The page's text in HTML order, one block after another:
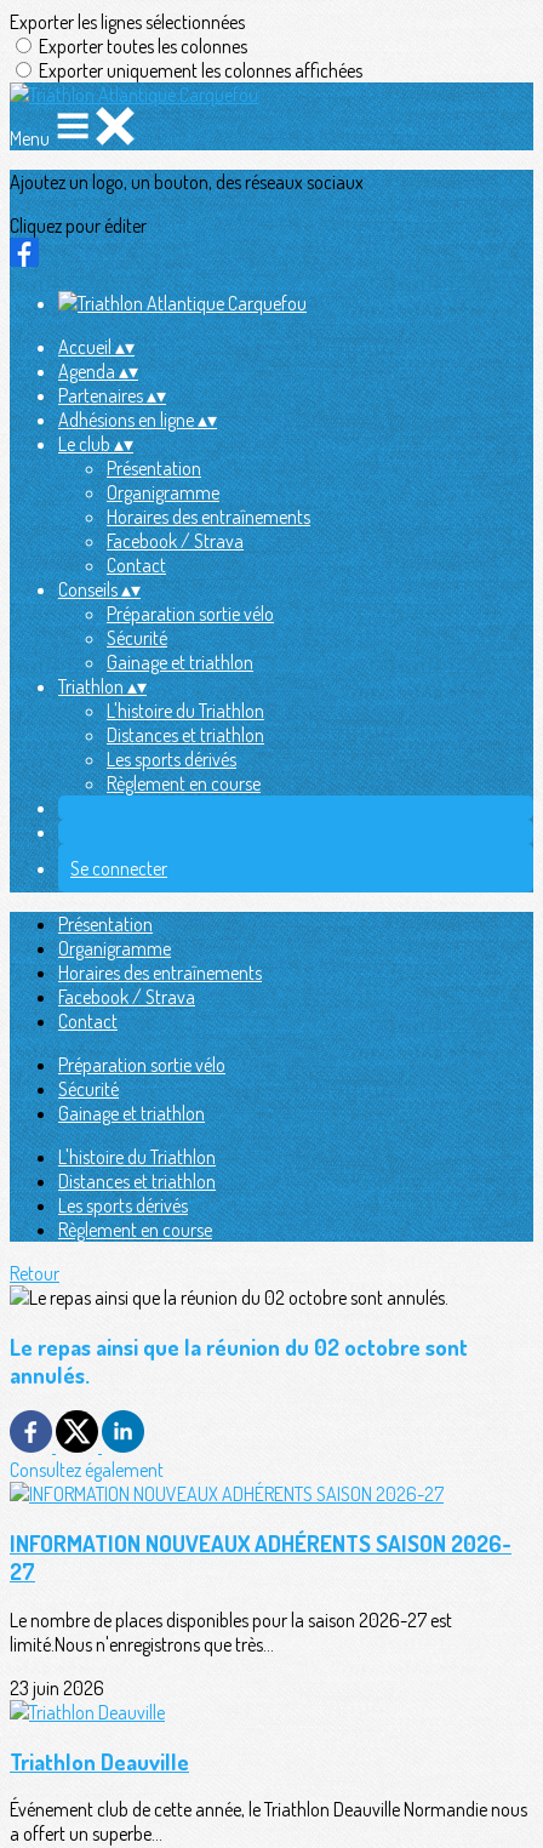
Exporter les lignes sélectionnées
Exporter toutes les colonnes
Exporter uniquement les colonnes affichées
Menu
Ajoutez un logo, un bouton, des réseaux sociaux
Cliquez pour éditer
Accueil▴▾
Agenda▴▾
Partenaires▴▾
Adhésions en ligne▴▾
Le club▴▾
Présentation
Organigramme
Horaires des entraînements
Facebook / Strava
Contact
Conseils▴▾
Préparation sortie vélo
Sécurité
Gainage et triathlon
Triathlon▴▾
L'histoire du Triathlon
Distances et triathlon
Les sports dérivés
Règlement en course
Se connecter
Présentation
Organigramme
Horaires des entraînements
Facebook / Strava
Contact
Préparation sortie vélo
Sécurité
Gainage et triathlon
L'histoire du Triathlon
Distances et triathlon
Les sports dérivés
Règlement en course
Retour
Le repas ainsi que la réunion du 02 octobre sont
annulés.
Consultez également
INFORMATION NOUVEAUX ADHÉRENTS SAISON 2026-
27
Le nombre de places disponibles pour la saison 2026-27 est
limité.Nous n'enregistrons que très...
23 juin 2026
Triathlon Deauville
Événement club de cette année, le Triathlon Deauville Normandie nous
a offert un superbe...